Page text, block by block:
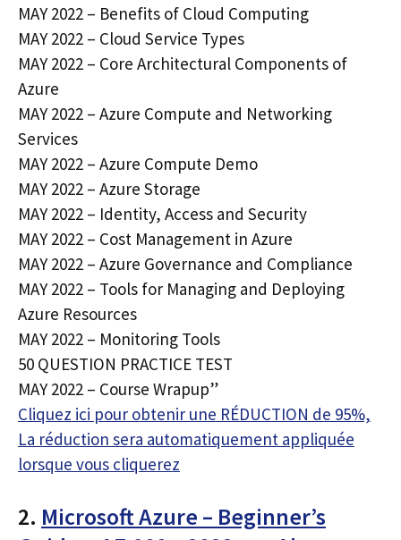
MAY 2022 – Benefits of Cloud Computing
MAY 2022 – Cloud Service Types
MAY 2022 – Core Architectural Components of
Azure
MAY 2022 – Azure Compute and Networking
Services
MAY 2022 – Azure Compute Demo
MAY 2022 – Azure Storage
MAY 2022 – Identity, Access and Security
MAY 2022 – Cost Management in Azure
MAY 2022 – Azure Governance and Compliance
MAY 2022 – Tools for Managing and Deploying
Azure Resources
MAY 2022 – Monitoring Tools
50 QUESTION PRACTICE TEST
MAY 2022 – Course Wrapup”
Cliquez ici pour obtenir une RÉDUCTION de 95%,
La réduction sera automatiquement appliquée
lorsque vous cliquerez
2. Microsoft Azure – Beginner’s